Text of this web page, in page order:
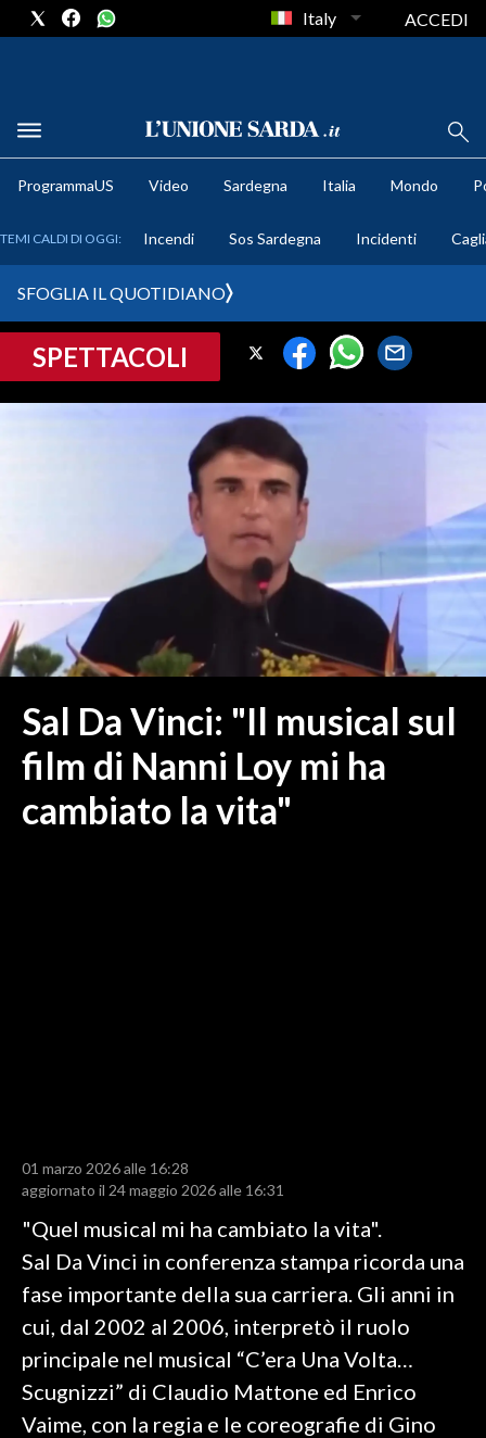
METEO
CRONACA SARDEGNA
NUORO E PROVINCIA
OGLIASTRA
ITALIA
MONDO
RISULTATI E CLASSIFICHE
CALCIO REGIONALE
BASKET
VOLLEY
MOTORI
TENNIS
ALTRI SPORT
Italy ACCEDI
ProgrammaUS Video Sardegna Italia Mondo
TEMI CALDI DI OGGI: Incendi Sos Sardegna Incidenti
SFOGLIA IL QUOTIDIANO
SPETTACOLI
Sal Da Vinci: "Il musical sul
film di Nanni Loy mi ha
cambiato la vita"
01 marzo 2026 alle 16:28
aggiornato il 24 maggio 2026 alle 16:31
"Quel musical mi ha cambiato la vita".
Sal Da Vinci in conferenza stampa ricorda una
fase importante della sua carriera. Gli anni in
cui, dal 2002 al 2006, interpretò il ruolo
principale nel musical “C’era Una Volta…
Scugnizzi” di Claudio Mattone ed Enrico
Vaime, con la regia e le coreografie di Gino